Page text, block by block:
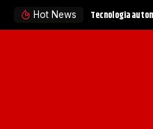
Hot News Política